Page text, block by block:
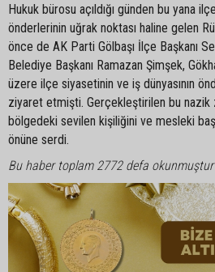
Hukuk bürosu açıldığı günden bu yana
önderlerinin uğrak noktası haline gelen
önce de AK Parti Gölbaşı İlçe Başkanı
Belediye Başkanı Ramazan Şimşek,
üzere ilçe siyasetinin ve iş dünyasının
ziyaret etmişti. Gerçekleştirilen bu nazik
bölgedeki sevilen kişiliğini ve mesleki
önüne serdi.
Bu haber toplam 2772 defa okunmuştur